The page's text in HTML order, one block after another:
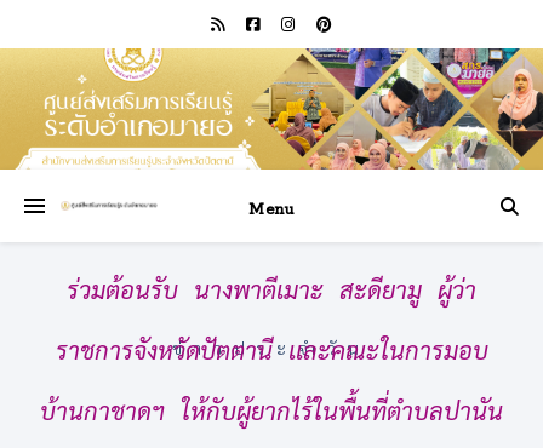
Menu
ข่าวประจำวัน
ร่วมต้อนรับ นางพาตีเมาะ สะดียามู ผู้ว่า
ราชการจังหวัดปัตตานี เเละคณะในการมอบ
บ้านกาชาดฯ ให้กับผู้ยากไร้ในพื้นที่ตำบลปานัน